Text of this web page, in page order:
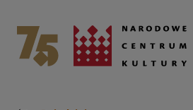
Marcin
National Centre for Culture Poland